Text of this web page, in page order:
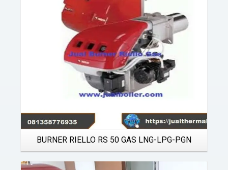
BURNER RIELLO RS 50 GAS LNG-LPG-PGN